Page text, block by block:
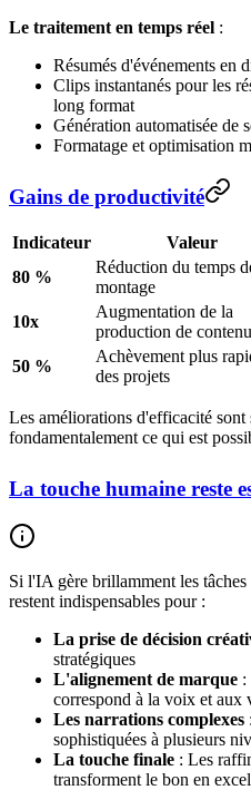
Le traitement en temps réel :
Résumés d'événements en
Clips instantanés pour les
long format
Génération automatisée de
Formatage et optimisation
Gains de productivité
Indicateur Valeur
80 %
Réduction du temps
montage
10x
Augmentation de la
production de contenu
50 %
Achèvement plus
des projets
Les améliorations d'efficacité sont
fondamentalement ce qui est
La touche humaine reste
Si l'IA gère brillamment les
restent indispensables pour :
La prise de décision
stratégiques
L'alignement de marque :
correspond à la voix et aux
Les narrations complexes
sophistiquées à plusieurs
La touche finale : Les
transforment le bon en